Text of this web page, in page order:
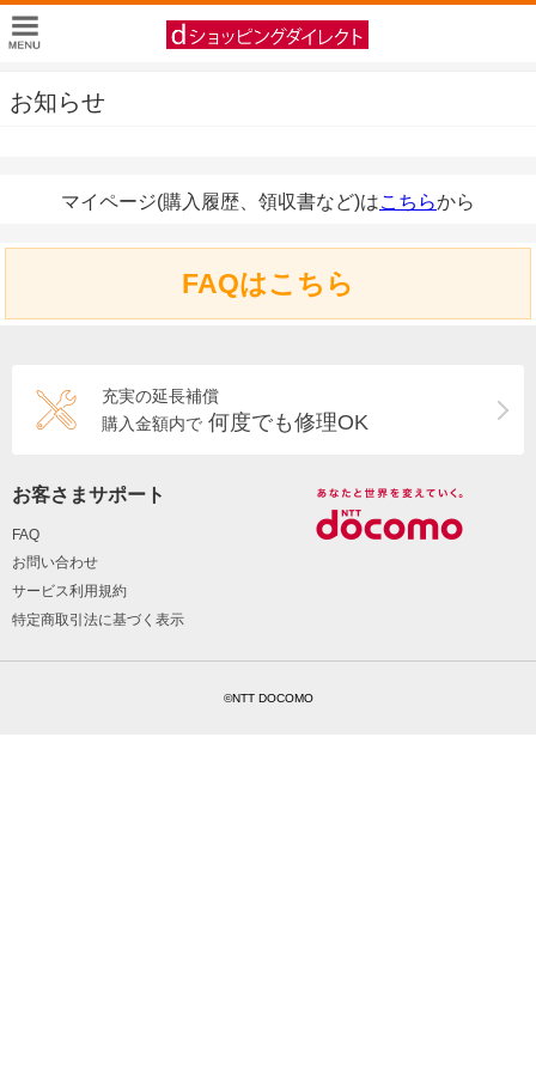
お知らせ
マイページ(購入履歴、領収書など)はこちらから
FAQはこちら
充実の延長補償
購入金額内で 何度でも修理OK
お客さまサポート
FAQ
お問い合わせ
サービス利用規約
特定商取引法に基づく表示
©NTT DOCOMO